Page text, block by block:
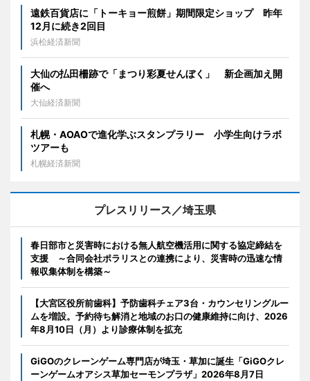
遠鉄百貨店に「トーキョー煎餅」期間限定ショップ 昨年
12月に続き2回目
浜松経済新聞
大仙の払田柵跡で「まつり彩夏せんぼく」 新企画加え開
催へ
大仙経済新聞
札幌・AOAOで進化学ぶスタンプラリー 小学生向けラボ
ツアーも
札幌経済新聞
プレスリリース／埼玉県
春日部市と災害時における無人航空機活用に関する協定締結を
支援 ～合同会社ポラリスとの連携により、災害時の迅速な情
報収集体制を構築～
【大宮区役所前歯科】予防歯科チェア3台・カウンセリングルー
ムを増設。予約待ち解消と地域のお口の健康維持に向け、2026
年8月10日（月）より診療体制を拡充
GiGOのクレーンゲーム専門店が埼玉・草加に誕生「GiGOクレ
ーンゲームオアシス草加セーモンプラザ」2026年8月7日